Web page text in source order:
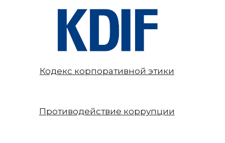
Кодекс корпоративной этики
Противодействие коррупции